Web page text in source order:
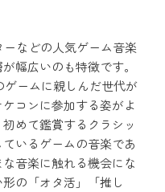
ーなどの人気ゲーム音楽
幅広いのも特徴です。
ゲームに親しんだ世代が
コンに参加する姿がよ
めて鑑賞するクラシッ
いるゲームの音楽であ
音楽に触れる機会にな
の「オタ活」「推し